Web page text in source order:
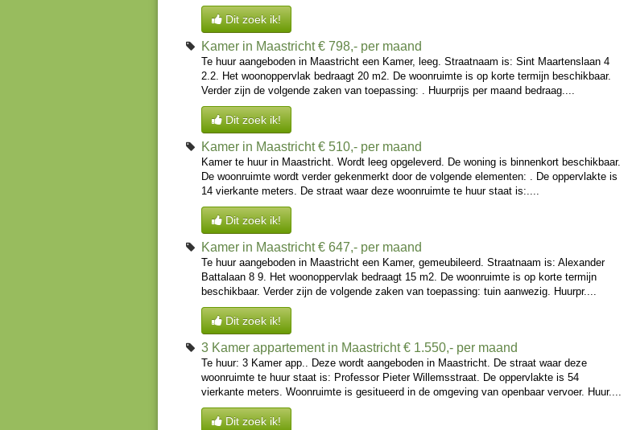
Dit zoek ik!
Kamer in Maastricht € 798,- per maand
Te huur aangeboden in Maastricht een Kamer, leeg. Straatnaam is: Sint Maartenslaan 4
2.2. Het woonoppervlak bedraagt 20 m2. De woonruimte is op korte termijn beschikbaar.
Verder zijn de volgende zaken van toepassing: . Huurprijs per maand bedraag....
Dit zoek ik!
Kamer in Maastricht € 510,- per maand
Kamer te huur in Maastricht. Wordt leeg opgeleverd. De woning is binnenkort beschikbaar.
De woonruimte wordt verder gekenmerkt door de volgende elementen: . De oppervlakte is
14 vierkante meters. De straat waar deze woonruimte te huur staat is:....
Dit zoek ik!
Kamer in Maastricht € 647,- per maand
Te huur aangeboden in Maastricht een Kamer, gemeubileerd. Straatnaam is: Alexander
Battalaan 8 9. Het woonoppervlak bedraagt 15 m2. De woonruimte is op korte termijn
beschikbaar. Verder zijn de volgende zaken van toepassing: tuin aanwezig. Huurpr....
Dit zoek ik!
3 Kamer appartement in Maastricht € 1.550,- per maand
Te huur: 3 Kamer app.. Deze wordt aangeboden in Maastricht. De straat waar deze
woonruimte te huur staat is: Professor Pieter Willemsstraat. De oppervlakte is 54
vierkante meters. Woonruimte is gesitueerd in de omgeving van openbaar vervoer. Huur....
Dit zoek ik!